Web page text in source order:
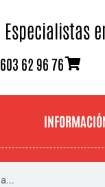
Especialistas
603 62 96 76